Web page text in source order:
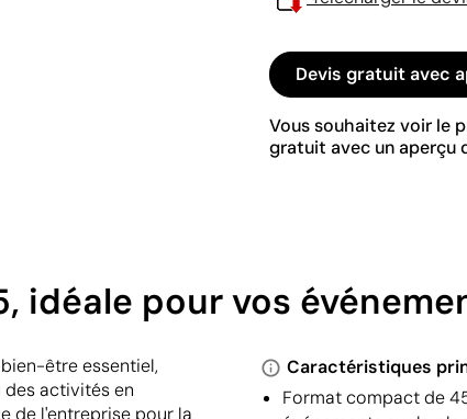
Devis gratuit avec
Vous souhaitez voir le
gratuit avec un aperçu
idéale pour vos
être essentiel,
activités en
Caractéristiques
Format compact de